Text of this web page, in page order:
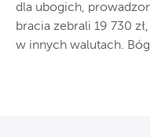
dla ubogich,
bracia zebrali 19 730
w innych walutach.